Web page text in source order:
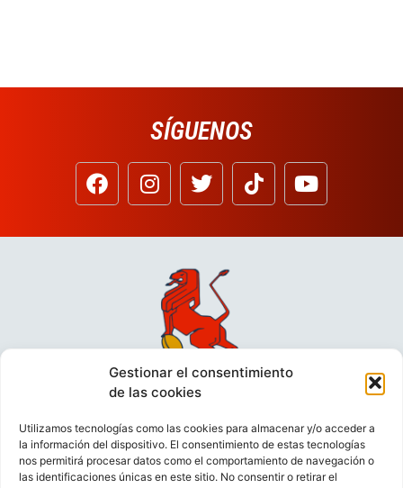
Gestionar el consentimiento
de las cookies
Utilizamos tecnologías como las cookies para almacenar y/o acceder a
la información del dispositivo. El consentimiento de estas tecnologías
nos permitirá procesar datos como el comportamiento de navegación o
las identificaciones únicas en este sitio. No consentir o retirar el
SÍGUENOS